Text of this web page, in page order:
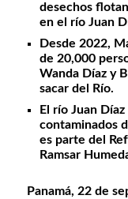
desechos
en el río Juan
Desde 2022,
de 20,000
Wanda Díaz y
sacar del Río.
El río Juan
contaminados
es parte del
Ramsar
Panamá, 22 de